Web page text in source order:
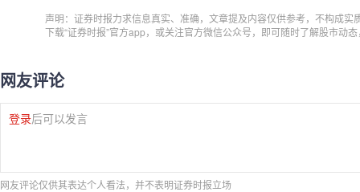
声明：证券时报力求信息真实、准确，文章提及内容仅供参考，不构成实
下载“证券时报”官方app，或关注官方微信公众号，即可随时了解股市动
网友评论
登录后可以发言
网友评论仅供其表达个人看法，并不表明证券时报立场